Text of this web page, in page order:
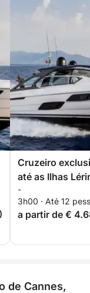
Cruzeiro
até as Ilhas
Pershing 5X –
privativa com
-
3h00 · Até 12
a partir de €
de Cannes,